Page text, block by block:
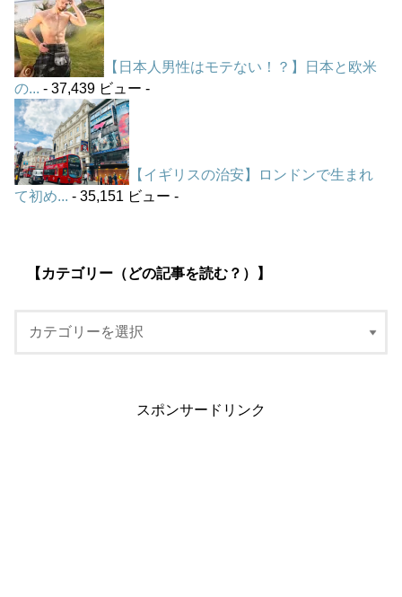
【日本人男性はモテない！？】日本と欧米
の... - 37,439 ビュー -
【イギリスの治安】ロンドンで生まれ
て初め... - 35,151 ビュー -
【カテゴリー（どの記事を読む？）】
スポンサードリンク